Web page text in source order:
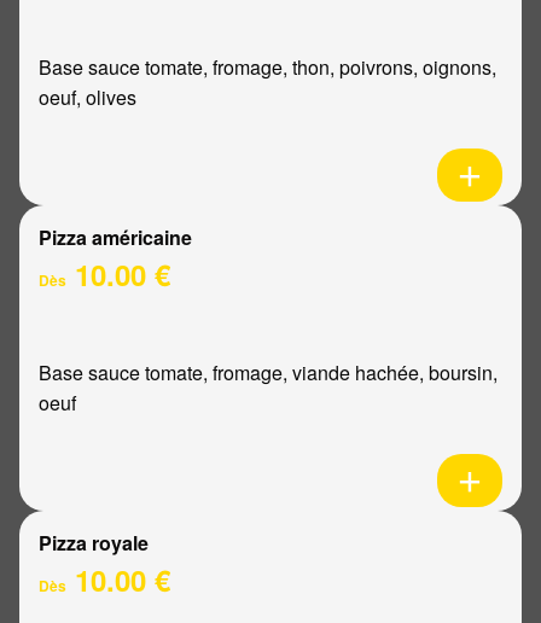
Base sauce tomate, fromage, thon, poivrons, oignons,
oeuf, olives
Pizza américaine
Dès 10.00 €
Base sauce tomate, fromage, viande hachée, boursin,
oeuf
Pizza royale
Dès 10.00 €